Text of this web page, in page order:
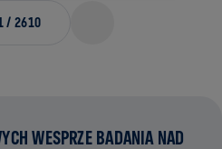
/ 2610
WESPRZE BADANIA NAD